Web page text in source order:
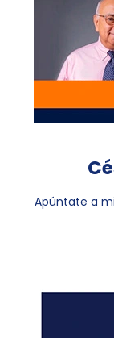
Apúntate a